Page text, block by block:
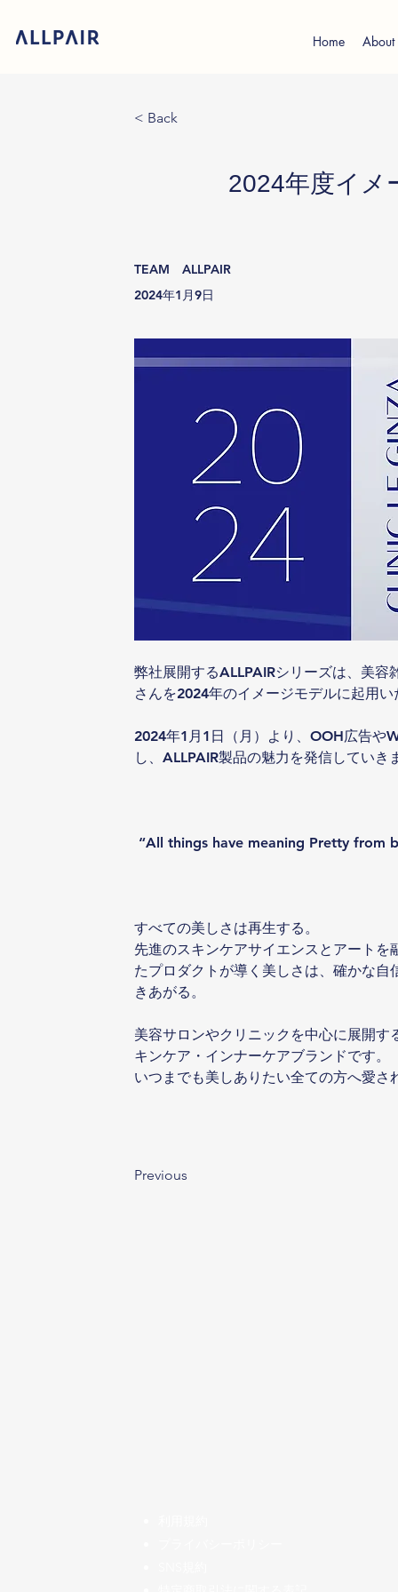
Home About
< Back
2024年度イメ
TEAM ALLPAIR
2024年1月9日
弊社展開するALLPAIRシリーズは、美
さんを2024年のイメージモデルに起用
2024年1月1日（月）より、OOH広告や
し、ALLPAIR製品の魅力を発信していき
“All things have meaning Pretty from
すべての美しさは再生する。
先進のスキンケアサイエンスとアート
たプロダクトが導く美しさは、確かな
きあがる。
美容サロンやクリニックを中心に展開
キンケア・インナーケアブランドです。
いつまでも美しありたい全ての方へ愛
Previous